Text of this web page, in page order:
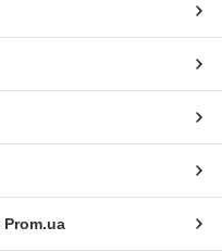
Prom.ua